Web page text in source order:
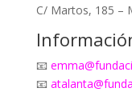
C/ Martos, 185 –
📧
📧